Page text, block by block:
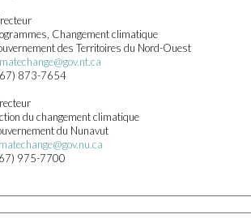
Changement climatique
des Territoires du Nord-Ouest
873-7654
du changement climatique
du Nunavut
975-7700